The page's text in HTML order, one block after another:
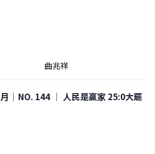
曲兆祥
｜NO. 144 │ 人民是贏家 25:0大罷